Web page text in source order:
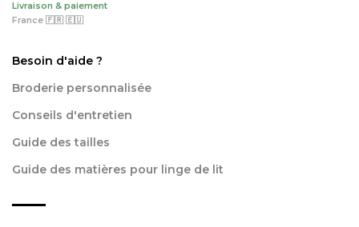
Livraison & paiement
France 🇫🇷 🇪🇺
Besoin d'aide ?
Broderie personnalisée
Conseils d'entretien
Guide des tailles
Guide des matières pour linge de lit